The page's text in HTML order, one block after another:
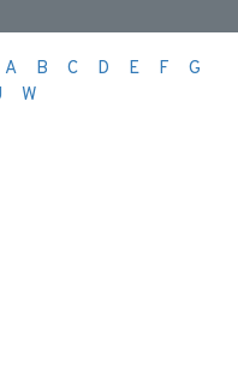
A B C D E F
G
W